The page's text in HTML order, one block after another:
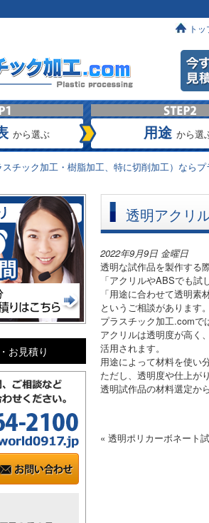
トッ
から選ぶ 用途 から選
チック加工・樹脂加工、特に切削加工）なら
透明アクリ
2022年9月9日 金曜日
透明な試作品を製作する
「アクリルやABSでも試
「用途に合わせて透明素
というご相談があります
プラスチック加工.comで
アクリルは透明度が高く
活用されます。
用途によって材料を使い
ただし、透明度や仕上が
透明試作品の材料選定か
« 透明ポリカーボネート
お見積り